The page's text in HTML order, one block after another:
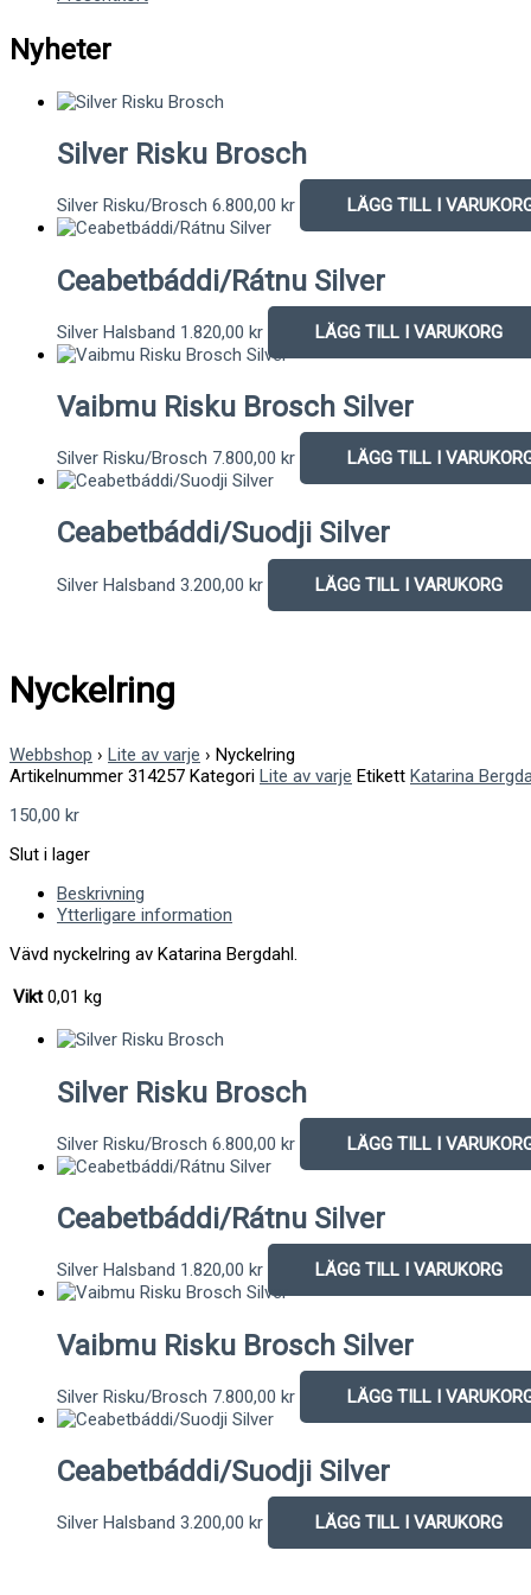
Nyheter
Silver Risku Brosch
Silver Risku/Brosch 6.800,00 kr LÄGG TILL I
Ceabetbáddi/Rátnu Silver
Silver Halsband 1.820,00 kr LÄGG TILL I VARUKORG
Vaibmu Risku Brosch Silver
Silver Risku/Brosch 7.800,00 kr LÄGG TILL I
Ceabetbáddi/Suodji Silver
Silver Halsband 3.200,00 kr LÄGG TILL I VARUKORG
Nyckelring
Webbshop › Lite av varje › Nyckelring
Artikelnummer 314257 Kategori Lite av varje Etikett Katarina
150,00 kr
Slut i lager
Beskrivning
Ytterligare information
Vävd nyckelring av Katarina Bergdahl.
Vikt 0,01 kg
Silver Risku Brosch
Silver Risku/Brosch 6.800,00 kr LÄGG TILL I
Ceabetbáddi/Rátnu Silver
Silver Halsband 1.820,00 kr LÄGG TILL I VARUKORG
Vaibmu Risku Brosch Silver
Silver Risku/Brosch 7.800,00 kr LÄGG TILL I
Ceabetbáddi/Suodji Silver
Silver Halsband 3.200,00 kr LÄGG TILL I VARUKORG